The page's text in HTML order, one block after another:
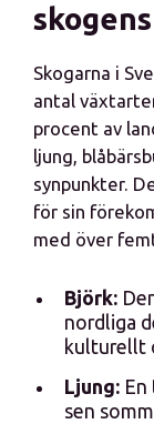
Skogarna i
antal
procent av
ljung,
synpunkter.
för sin
med över
Björk:
nordliga
kulturellt
Ljung:
sen